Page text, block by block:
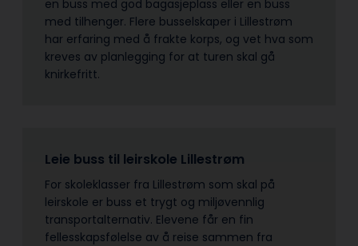
en buss med god bagasjeplass eller en buss
med tilhenger. Flere busselskaper i Lillestrøm
har erfaring med å frakte korps, og vet hva som
kreves av planlegging for at turen skal gå
knirkefritt.
Leie buss til leirskole Lillestrøm
For skoleklasser fra Lillestrøm som skal på
leirskole er buss et trygt og miljøvennlig
transportalternativ. Elevene får en fin
fellesskapsfølelse av å reise sammen fra